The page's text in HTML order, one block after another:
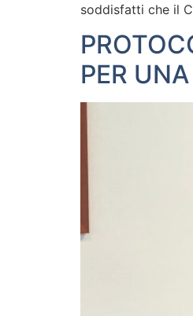
soddisfatti che il
PER